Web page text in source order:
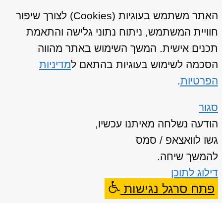
האתר משתמש בעוגיות (Cookies) לצורך שיפור
חוויית המשתמש, ניתוח נתוני גלישה והתאמת
תכנים אישית. המשך השימוש באתר מהווה
הסכמה לשימוש בעוגיות בהתאם למדיניות
הפרטיות.
סגור
הודעה נשלחה מאיתנו עכשיו,
גשו לוואצאפ / סמס
להמשך שיחה.
דילוג לתוכן
פתח סרגל נגישות